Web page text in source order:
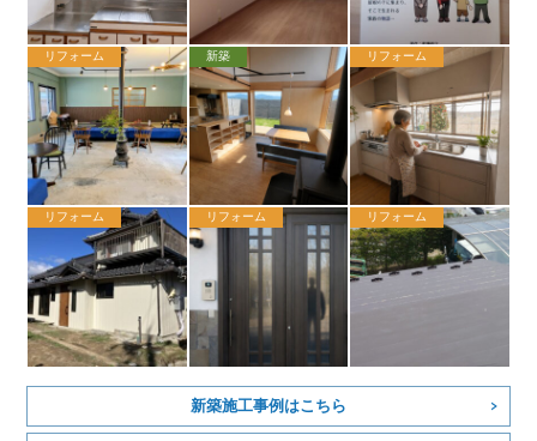
リフォーム 新築 リフォーム
リフォーム リフォーム リフォーム
新築施工事例はこちら